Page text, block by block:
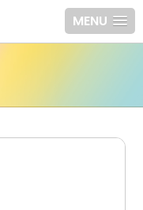
MENU